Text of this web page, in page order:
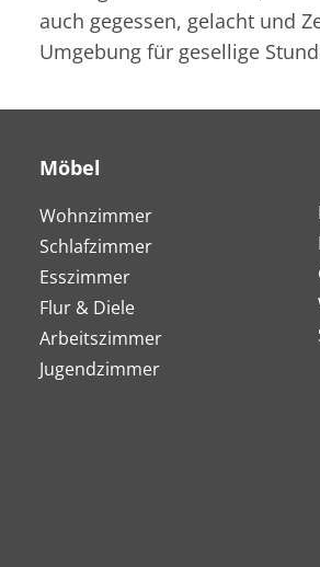
auch gegessen, gelacht und
Umgebung für gesellige
Möbel
Wohnzimmer
Schlafzimmer
Esszimmer
Flur & Diele
Arbeitszimmer
Jugendzimmer